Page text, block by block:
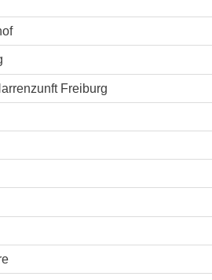
Freiburg